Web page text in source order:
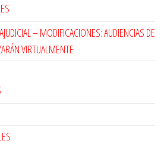
– MODIFICACIONES: AUDIENCIAS DE
VIRTUALMENTE